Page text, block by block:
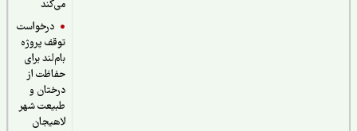
درخواست
توقف پروژه
بام‌لند برای
حفاظت از
درختان و
طبیعت شهر
لاهیجان